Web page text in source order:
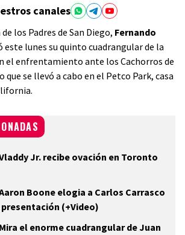
canales
los Padres de San Diego, Fernando
este lunes su quinto cuadrangular de la
el enfrentamiento ante los Cachorros de
que se llevó a cabo en el Petco Park, casa
Jr. recibe ovación en Toronto
Boone elogia a Carlos Carrasco
(+Video)
el enorme cuadrangular de Juan